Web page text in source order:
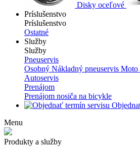
Disky oceľové
Príslušenstvo
Príslušenstvo
Ostatné
Služby
Služby
Pneuservis
Osobný Nákladný pneuservis Moto
Autoservis
Prenájom
Prenájom nosiča na bicykle
Menu
Produkty a služby